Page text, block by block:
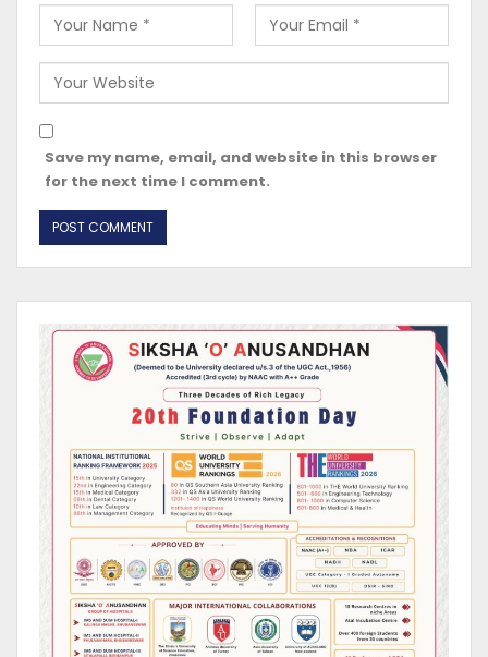
Save my name, email, and website in this browser
for the next time I comment.